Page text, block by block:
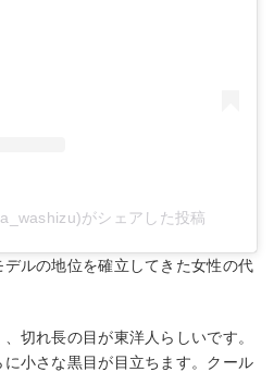
がシェアした投稿
ルの地位を確立してきた女性の代
切れ長の目が東洋人らしいです。
小さな黒目が目立ちます。クール